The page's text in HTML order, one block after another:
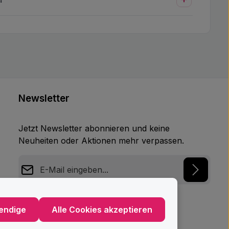
Newsletter
Jetzt Newsletter abonnieren und keine
Neuheiten oder Aktionen mehr verpassen.
Datenschutz
Ich habe dieDatenschutzbestimmungen
Kenntnis genommen und dieAGBgelesen und
Alle Cookies akzeptieren